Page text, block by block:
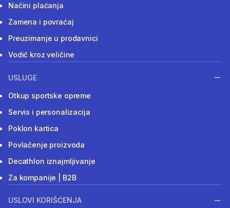
Načini plaćanja
Zamena i povraćaj
Preuzimanje u prodavnici
Vodič kroz veličine
USLUGE
Otkup sportske opreme
Servis i personalizacija
Poklon kartica
Povlačenje proizvoda
Decathlon iznajmljivanje
Za kompanije | B2B
USLOVI KORIŠĆENJA